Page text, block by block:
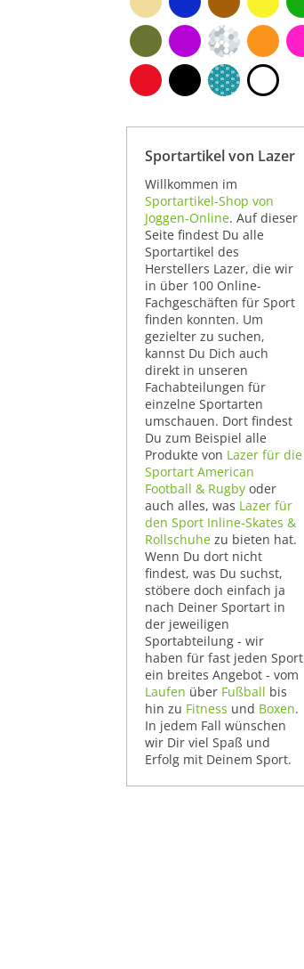
Sportartikel von Lazer
Willkommen im
Sportartikel-Shop von
Joggen-Online. Auf dieser
Seite findest Du alle
Sportartikel des
Herstellers Lazer, die wir
in über 100 Online-
Fachgeschäften für Sport
finden konnten. Um
gezielter zu suchen,
kannst Du Dich auch
direkt in unseren
Fachabteilungen für
einzelne Sportarten
umschauen. Dort findest
Du zum Beispiel alle
Produkte von Lazer für die
Sportart American
Football & Rugby oder
auch alles, was Lazer für
den Sport Inline-Skates &
Rollschuhe zu bieten hat.
Wenn Du dort nicht
findest, was Du suchst,
stöbere doch einfach ja
nach Deiner Sportart in
der jeweiligen
Sportabteilung - wir
haben für fast jeden Sport
ein breites Angebot - vom
Laufen über Fußball bis
hin zu Fitness und Boxen.
In jedem Fall wünschen
wir Dir viel Spaß und
Erfolg mit Deinem Sport.